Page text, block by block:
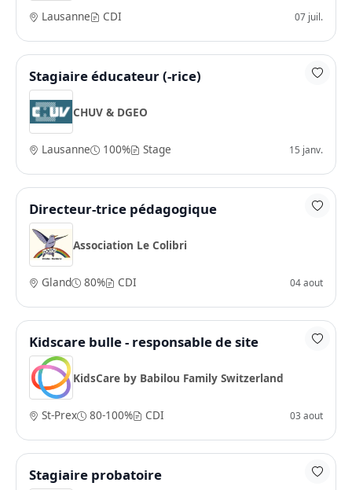
Lausanne CDI 07 juil.
Stagiaire éducateur (-rice)
CHUV & DGEO
Lausanne 100% Stage 15 janv.
Directeur-trice pédagogique
Association Le Colibri
Gland 80% CDI 04 aout
Kidscare bulle - responsable de site
KidsCare by Babilou Family Switzerland
St-Prex 80-100% CDI 03 aout
Stagiaire probatoire